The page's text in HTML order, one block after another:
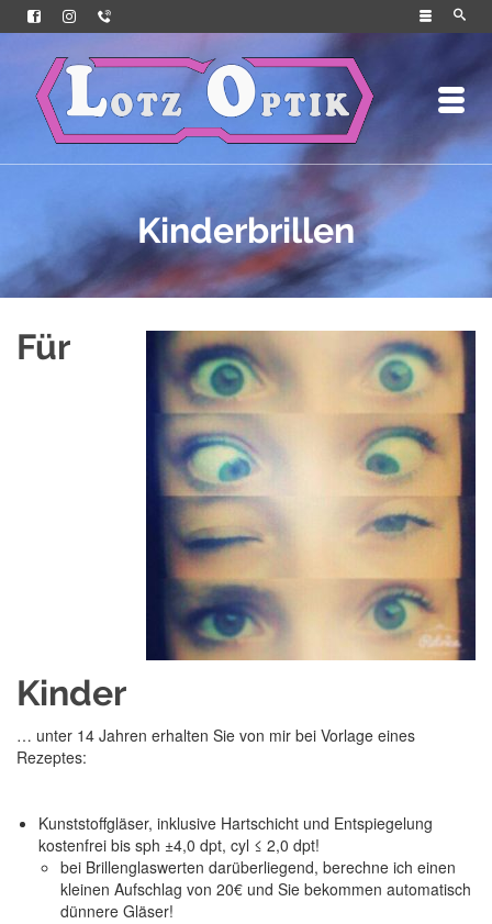
Kinderbrillen
Für
Kinder
… unter 14 Jahren erhalten Sie von mir bei Vorlage eines
Rezeptes:
Kunststoffgläser, inklusive Hartschicht und Entspiegelung
kostenfrei bis sph ±4,0 dpt, cyl ≤ 2,0 dpt!
bei Brillenglaswerten darüberliegend, berechne ich einen
kleinen Aufschlag von 20€ und Sie bekommen automatisch
dünnere Gläser!